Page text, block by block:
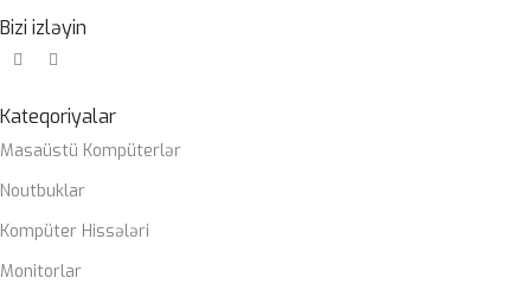
Bizi izləyin
Kateqoriyalar
Masaüstü Kompüterlər
Noutbuklar
Kompüter Hissələri
Monitorlar